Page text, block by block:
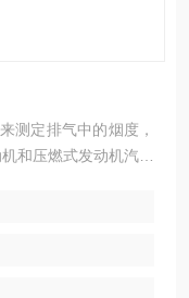
测定排气中的烟度，
和压燃式发动机汽车
2004的有关标准而设